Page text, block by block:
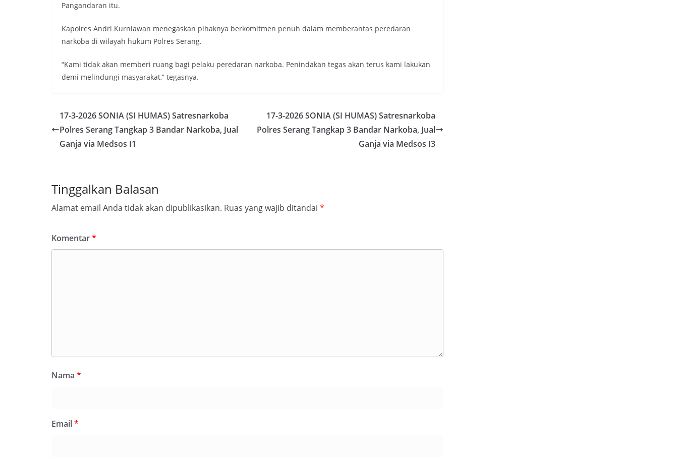
Pangandaran itu.
Kapolres Andri Kurniawan menegaskan pihaknya berkomitmen penuh dalam memberantas peredaran
narkoba di wilayah hukum Polres Serang.
“Kami tidak akan memberi ruang bagi pelaku peredaran narkoba. Penindakan tegas akan terus kami lakukan
demi melindungi masyarakat,” tegasnya.
17-3-2026 SONIA (SI HUMAS) Satresnarkoba
Polres Serang Tangkap 3 Bandar Narkoba, Jual
Ganja via Medsos I1
17-3-2026 SONIA (SI HUMAS) Satresnarkoba
Polres Serang Tangkap 3 Bandar Narkoba, Jual
Ganja via Medsos I3
Tinggalkan Balasan
Alamat email Anda tidak akan dipublikasikan. Ruas yang wajib ditandai *
Komentar*
Nama *
Email*